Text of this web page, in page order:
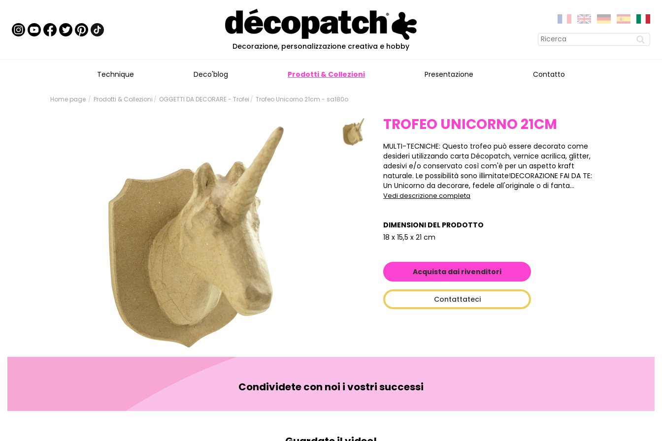
Decorazione, personalizzazione creativa e hobby
Technique Deco'blog Prodotti & Collezioni Presentazione Contatto
Home page Prodotti & Collezioni OGGETTI DA DECORARE - Trofei Trofeo Unicorno 21cm - sa180o
TROFEO UNICORNO 21CM
MULTI-TECNICHE: Questo trofeo può essere decorato come
desideri utilizzando carta Décopatch, vernice acrilica, glitter,
adesivi e/o conservato così com'è per un aspetto kraft
naturale. Le possibilità sono illimitate!DECORAZIONE FAI DA TE:
Un Unicorno da decorare, fedele all'originale o di fanta...
Vedi descrizione completa
DIMENSIONI DEL PRODOTTO
18 x 15,5 x 21 cm
Acquista dai rivenditori
Contattateci
Condividete con noi i vostri successi